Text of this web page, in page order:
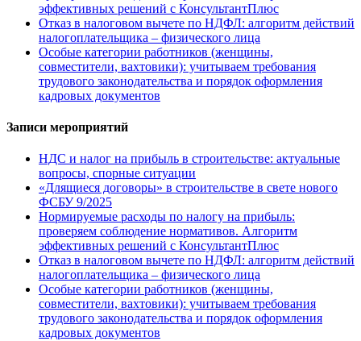
эффективных решений с КонсультантПлюс
Отказ в налоговом вычете по НДФЛ: алгоритм действий
налогоплательщика – физического лица
Особые категории работников (женщины,
совместители, вахтовики): учитываем требования
трудового законодательства и порядок оформления
кадровых документов
Записи мероприятий
НДС и налог на прибыль в строительстве: актуальные
вопросы, спорные ситуации
«Длящиеся договоры» в строительстве в свете нового
ФСБУ 9/2025
Нормируемые расходы по налогу на прибыль:
проверяем соблюдение нормативов. Алгоритм
эффективных решений с КонсультантПлюс
Отказ в налоговом вычете по НДФЛ: алгоритм действий
налогоплательщика – физического лица
Особые категории работников (женщины,
совместители, вахтовики): учитываем требования
трудового законодательства и порядок оформления
кадровых документов